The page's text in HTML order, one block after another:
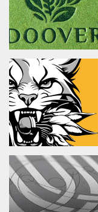
XueHuaZhai
brand identity/logo
雪花齋豐原餅舖/品牌
DOOVER
Brand
茶裡藏醫/品牌策略/包